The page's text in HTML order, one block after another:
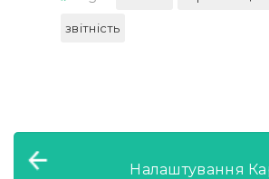
звітність
Налаштування